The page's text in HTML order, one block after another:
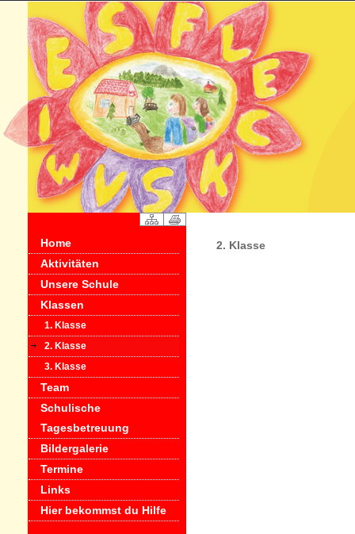
Home
Aktivitäten
Unsere Schule
Klassen
1. Klasse
2. Klasse
3. Klasse
Team
Schulische
Tagesbetreuung
Bildergalerie
Termine
Links
Hier bekommst du Hilfe
2. Klasse